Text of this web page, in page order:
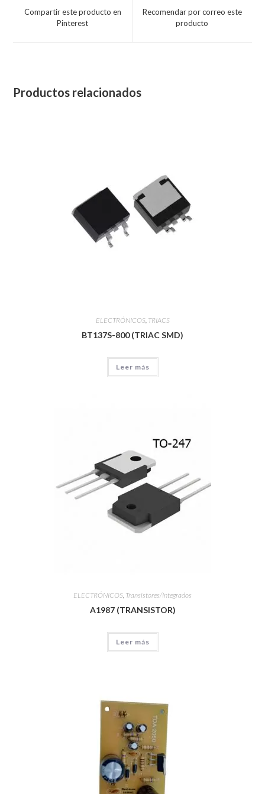
Compartir este producto en
Pinterest
Recomendar por correo este
producto
Productos relacionados
ELECTRÓNICOS, TRIACS
BT137S-800 (TRIAC SMD)
Leer más
ELECTRÓNICOS, Transistores/Integrados
A1987 (TRANSISTOR)
Leer más